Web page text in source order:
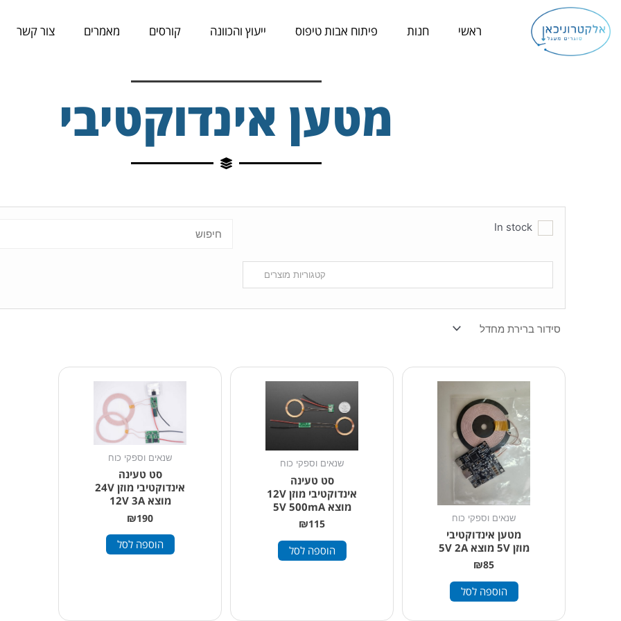
לתוכן
ראשי חנות פיתוח אבות טיפוס ייעוץ והכוונה קורסים מאמרים צור קשר
מטען אינדוקטיבי
In stock
שנאים וספקי כוח
מטען אינדוקטיבי
מוזן 5V מוצא 5V 2A
₪85
הוספה לסל
שנאים וספקי כוח
סט טעינה
אינדוקטיבי מוזן 12V
מוצא 5V 500mA
₪115
הוספה לסל
שנאים וספקי כוח
סט טעינה
אינדוקטיבי מוזן 24V
מוצא 12V 3A
₪190
הוספה לסל